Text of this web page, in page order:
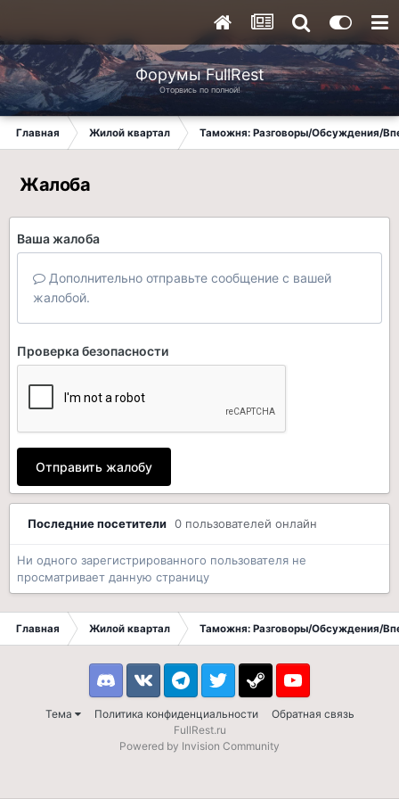
Форумы FullRest
Оторвись по полной!
Главная Жилой квартал Таможня: Разговоры/Обсуждения/
Жалоба
Ваша жалоба
Дополнительно отправьте сообщение с вашей
жалобой.
Проверка безопасности
Отправить жалобу
Последние посетители 0 пользователей онлайн
Ни одного зарегистрированного пользователя не
просматривает данную страницу
Главная Жилой квартал Таможня: Разговоры/Обсуждения/
Тема Политика конфиденциальности Обратная связь
DiscordVK TelegramTwitter Steam Youtube
FullRest.ru
Powered by Invision Community